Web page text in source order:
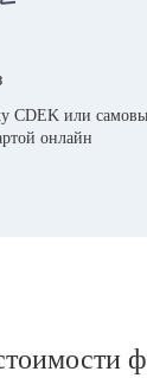
CDEK или
онлайн